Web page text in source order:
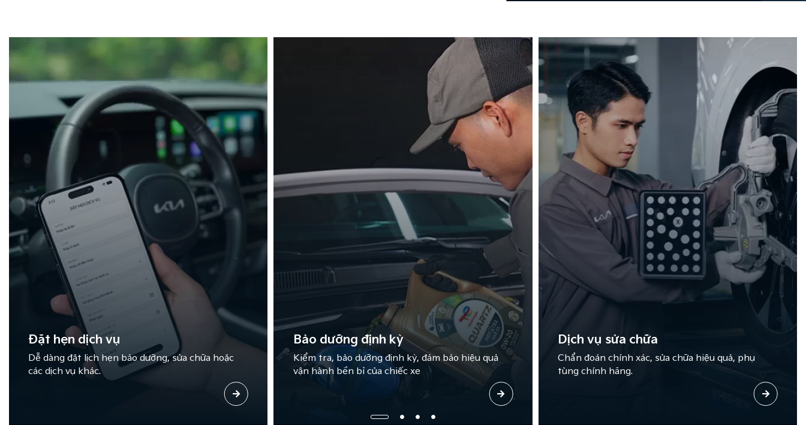
Đặt hẹn dịch vụ
Dễ dàng đặt lịch hẹn bảo dưỡng, sửa chữa hoặc
các dịch vụ khác.
Bảo dưỡng định kỳ
Kiểm tra, bảo dưỡng định kỳ, đảm bảo hiệu quả
vận hành bền bỉ của chiếc xe
Dịch vụ sửa chữa
Chẩn đoán chính xác, sửa chữa hiệu quả, phụ
tùng chính hãng.